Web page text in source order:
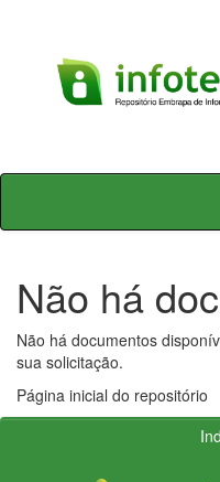
Skip
Não há
Não há documentos
sua solicitação.
Página inicial do repositório